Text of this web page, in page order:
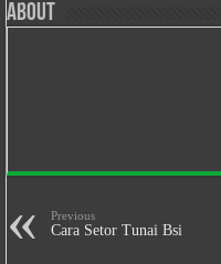
About
Previous
Cara Setor Tunai Bsi